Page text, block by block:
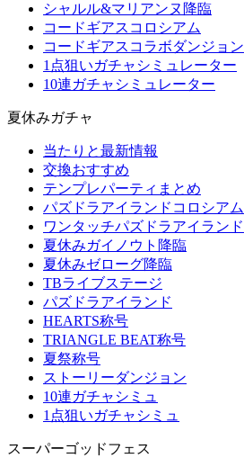
シャルル&マリアンヌ降臨
コードギアスコロシアム
コードギアスコラボダンジョン
1点狙いガチャシミュレーター
10連ガチャシミュレーター
夏休みガチャ
当たりと最新情報
交換おすすめ
テンプレパーティまとめ
パズドラアイランドコロシアム
ワンタッチパズドラアイランド
夏休みガイノウト降臨
夏休みゼローグ降臨
TBライブステージ
パズドラアイランド
HEARTS称号
TRIANGLE BEAT称号
夏祭称号
ストーリーダンジョン
10連ガチャシミュ
1点狙いガチャシミュ
スーパーゴッドフェス